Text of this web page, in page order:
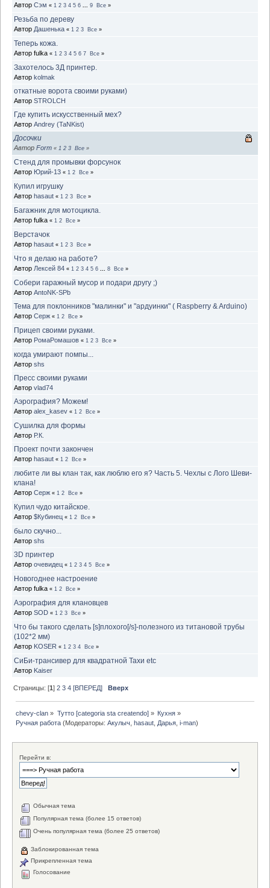
Автор Сэм « 1 2 3 4 5 6 9 Все »
Резьба по дереву
Автор Дашенька « 1 2 3 Все »
Теперь кожа.
Автор fulka « 1 2 3 4 5 6 7 Все »
Захотелось 3Д принтер.
Автор kolmak
откатные ворота своими руками)
Автор STROLCH
Где купить искусственный мех?
Автор Andrey (TaNKist)
Досочки
Автор Form « 1 2 3 Все »
Стенд для промывки форсунок
Автор Юрий-13 « 1 2 Все »
Купил игрушку
Автор hasaut « 1 2 3 Все »
Багажник для мотоцикла.
Автор fulka « 1 2 Все »
Верстачок
Автор hasaut « 1 2 3 Все »
Что я делаю на работе?
Автор Лексей 84 « 1 2 3 4 5 6 8 Все »
Собери гаражный мусор и подари другу ;)
Автор AntoNK-SPb
Тема для поклонников "малинки" и "ардуинки" ( Raspberry & Arduino)
Автор Серж « 1 2 Все »
Прицеп своими руками.
Автор РомаРомашов « 1 2 3 Все »
когда умирают помпы...
Автор shs
Пресс своими руками
Автор vlad74
Аэрография? Можем!
Автор alex_kasev « 1 2 Все »
Сушилка для формы
Автор Р.К.
Проект почти закончен
Автор hasaut « 1 2 Все »
любите ли вы клан так, как люблю его я? Часть 5. Чехлы с Лого Шеви-
клана!
Автор Серж « 1 2 Все »
Купил чудо китайское.
Автор $Кубинец « 1 2 Все »
было скучно...
Автор shs
3D принтер
Автор очевидец « 1 2 3 4 5 Все »
Новогоднее настроение
Автор fulka « 1 2 Все »
Аэрография для клановцев
Автор SOD « 1 2 3 Все »
Что бы такого сделать [s]плохого[/s]-полезного из титановой трубы
(102*2 мм)
Автор KOSER « 1 2 3 4 Все »
СиБи-трансивер для квадратной Тахи etc
Автор Kaiser
Страницы: [1]2 3 4 [ВПЕРЕД] Вверх
chevy-clan » Тутто [categoria sta createndo]» Кухня»
Ручная работа (Модераторы:Акулыч ,hasaut Дарья ,i-man)
Перейти в:
Обычная тема
Популярная тема (более 15 ответов)
Очень популярная тема (более 25 ответов)
Заблокированная тема
Прикрепленная тема
Голосование